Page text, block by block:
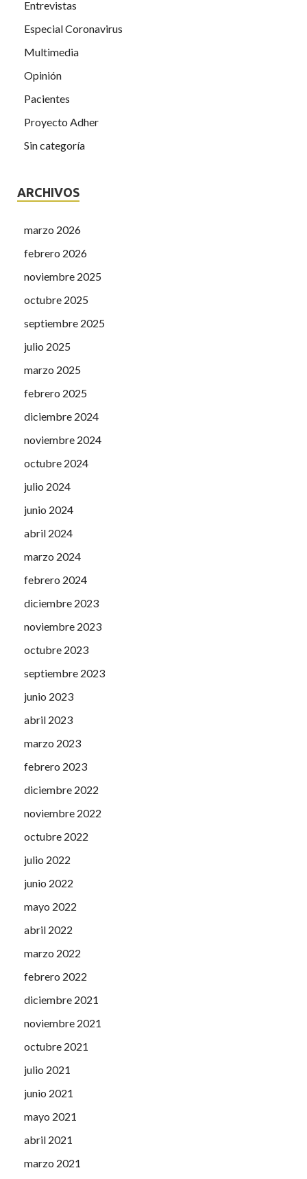
Entrevistas
Especial Coronavirus
Multimedia
Opinión
Pacientes
Proyecto Adher
Sin categoría
ARCHIVOS
marzo 2026
febrero 2026
noviembre 2025
octubre 2025
septiembre 2025
julio 2025
marzo 2025
febrero 2025
diciembre 2024
noviembre 2024
octubre 2024
julio 2024
junio 2024
abril 2024
marzo 2024
febrero 2024
diciembre 2023
noviembre 2023
octubre 2023
septiembre 2023
junio 2023
abril 2023
marzo 2023
febrero 2023
diciembre 2022
noviembre 2022
octubre 2022
julio 2022
junio 2022
mayo 2022
abril 2022
marzo 2022
febrero 2022
diciembre 2021
noviembre 2021
octubre 2021
julio 2021
junio 2021
mayo 2021
abril 2021
marzo 2021